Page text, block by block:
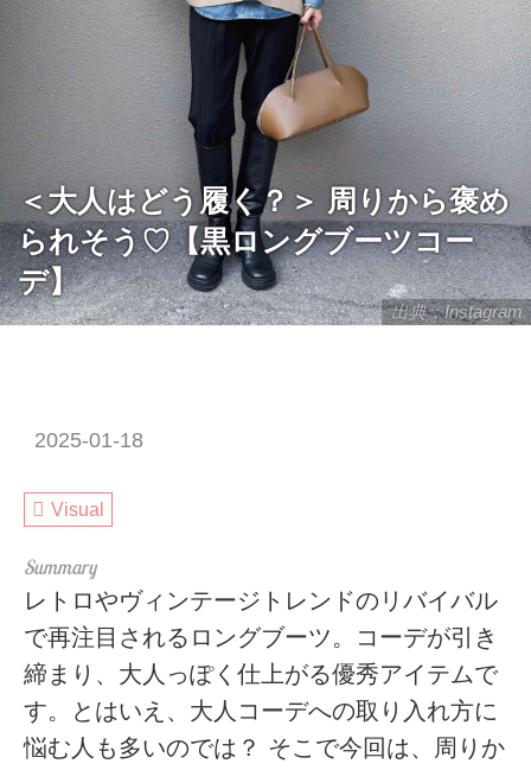
出典：Instagram
＜大人はどう履く？＞ 周りから褒め
られそう♡【黒ロングブーツコー
デ】
2025-01-18
Visual
レトロやヴィンテージトレンドのリバイバル
で再注目されるロングブーツ。コーデが引き
締まり、大人っぽく仕上がる優秀アイテムで
す。とはいえ、大人コーデへの取り入れ方に
悩む人も多いのでは？ そこで今回は、周りか